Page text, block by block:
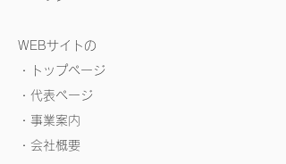
WEBサイトの
・トップページ
・代表ページ
・事業案内
・会社概要